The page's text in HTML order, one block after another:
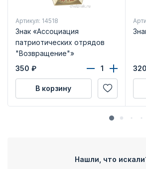
Артикул: 14518
Знак «Ассоциация
патриотических отрядов
"Возвращение"»
350 ₽
В корзину
320
Нашли, что